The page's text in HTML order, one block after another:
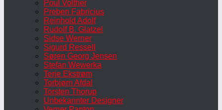
Poul Volther
Preben Fabricius
Reinhold Adolf
Rudolf B. Glatzel
Sidse Werner
Sigurd Ressell
Søren Georg Jensen
Stefan Wewerka
Terje Ekstrøm
Torbjørn Afdal
Torsten Thorup
Unbekannter Designer